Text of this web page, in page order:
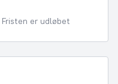
Fristen er udløbet